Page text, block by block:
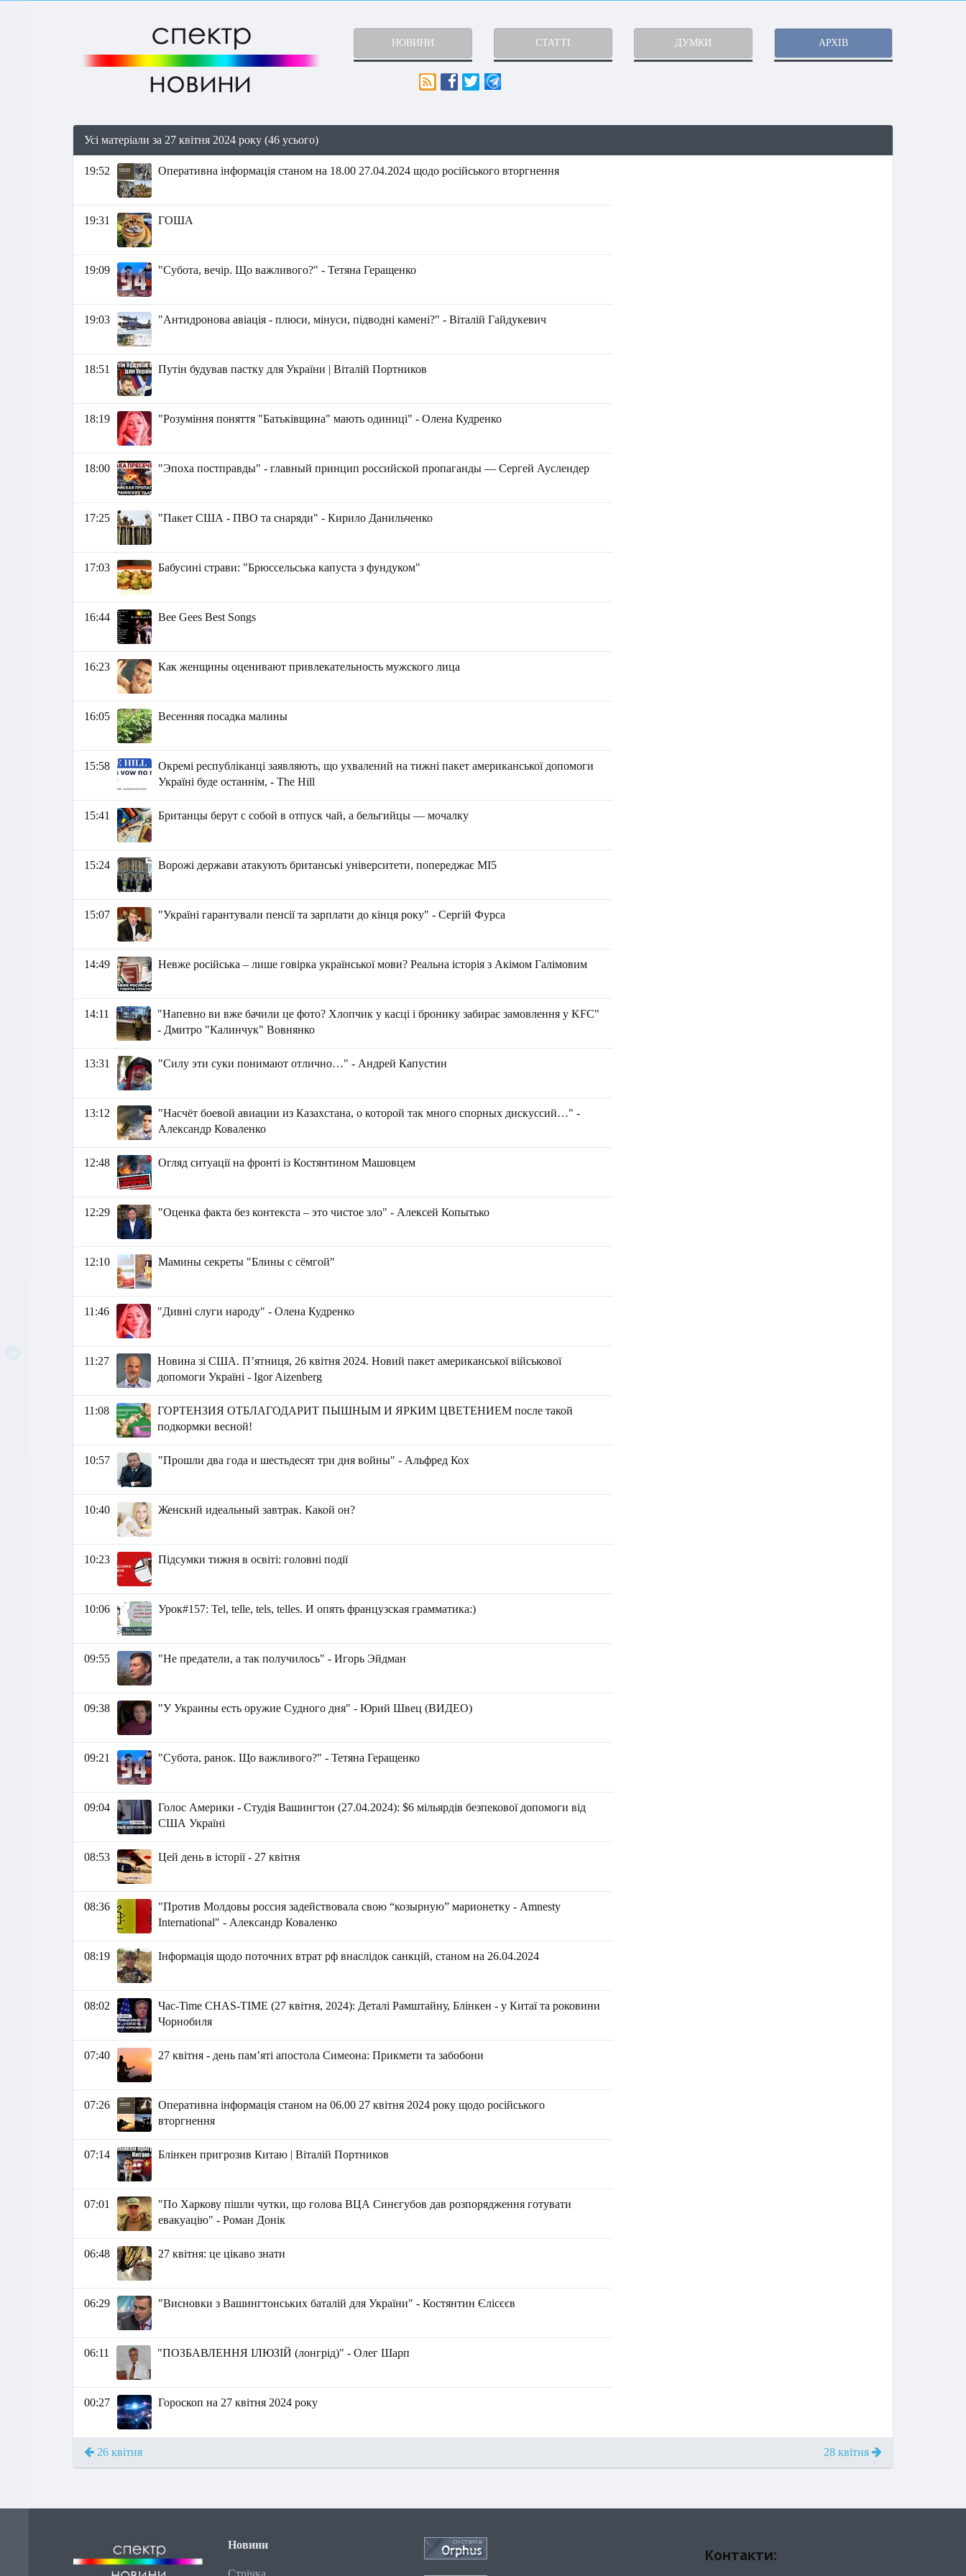
НОВИНИ СТАТТІ ДУМКИ АРХІВ
Усі матеріали за 27 квітня 2024 року (46 усього)
19:52 Оперативна інформація станом на 18.00 27.04.2024 щодо російського вторгнення
19:31 ГОША
19:09 "Субота, вечір. Що важливого?" - Тетяна Геращенко
19:03 "Антидронова авіація - плюси, мінуси, підводні камені?" - Віталій Гайдукевич
18:51 Путін будував пастку для України | Віталій Портников
18:19 "Розуміння поняття "Батьківщина" мають одиниці" - Олена Кудренко
18:00 "Эпоха постправды" - главный принцип российской пропаганды — Сергей Ауслендер
17:25 "Пакет США - ПВО та снаряди" - Кирило Данильченко
17:03 Бабусині страви: "Брюссельська капуста з фундуком"
16:44 Bee Gees Best Songs
16:23 Как женщины оценивают привлекательность мужского лица
16:05 Весенняя посадка малины
15:58
Окремі республіканці заявляють, що ухвалений на тижні пакет американської допомоги
Україні буде останнім, - The Hill
15:41 Британцы берут с собой в отпуск чай, а бельгийцы — мочалку
15:24 Ворожі держави атакують британські університети, попереджає MI5
15:07 "Україні гарантували пенсії та зарплати до кінця року" - Сергій Фурса
14:49 Невже російська – лише говірка української мови? Реальна історія з Акімом Галімовим
14:11
"Напевно ви вже бачили це фото? Хлопчик у касці і бронику забирає замовлення у KFC"
- Дмитро "Калинчук" Вовнянко
13:31 "Силу эти суки понимают отлично…" - Андрей Капустин
13:12
"Насчёт боевой авиации из Казахстана, о которой так много спорных дискуссий…" -
Александр Коваленко
12:48 Огляд ситуації на фронті із Костянтином Машовцем
12:29 "Оценка факта без контекста – это чистое зло" - Алексей Копытько
12:10 Мамины секреты "Блины с сёмгой"
11:46 "Дивні слуги народу" - Олена Кудренко
11:27
Новина зі США. П’ятниця, 26 квітня 2024. Новий пакет американської військової
допомоги Україні - Igor Aizenberg
11:08
ГОРТЕНЗИЯ ОТБЛАГОДАРИТ ПЫШНЫМ И ЯРКИМ ЦВЕТЕНИЕМ после такой
подкормки весной!
10:57 "Прошли два года и шестьдесят три дня войны" - Альфред Кох
10:40 Женский идеальный завтрак. Какой он?
10:23 Підсумки тижня в освіті: головні події
10:06 Урок#157: Tel, telle, tels, telles. И опять французская грамматика:)
09:55 "Не предатели, а так получилось" - Игорь Эйдман
09:38 "У Украины есть оружие Судного дня" - Юрий Швец (ВИДЕО)
09:21 "Субота, ранок. Що важливого?" - Тетяна Геращенко
09:04
Голос Америки - Студія Вашингтон (27.04.2024): $6 мільярдів безпекової допомоги від
США Україні
08:53 Цей день в історії - 27 квітня
08:36
"Против Молдовы россия задействовала свою “козырную” марионетку - Amnesty
International" - Александр Коваленко
08:19 Інформація щодо поточних втрат рф внаслідок санкцій, станом на 26.04.2024
08:02
Час-Time CHAS-TIME (27 квітня, 2024): Деталі Рамштайну, Блінкен - у Китаї та роковини
Чорнобиля
07:40 27 квітня - день пам’яті апостола Симеона: Прикмети та забобони
07:26
Оперативна інформація станом на 06.00 27 квітня 2024 року щодо російського
вторгнення
07:14 Блінкен пригрозив Китаю | Віталій Портников
07:01
"По Харкову пішли чутки, що голова ВЦА Синєгубов дав розпорядження готувати
евакуацію" - Роман Донік
06:48 27 квітня: це цікаво знати
06:29 "Висновки з Вашингтонських баталій для України" - Костянтин Єлісєєв
06:11 "ПОЗБАВЛЕННЯ ІЛЮЗІЙ (лонгрід)" - Олег Шарп
00:27 Гороскоп на 27 квітня 2024 року
26 квітня 28 квітня
Новини
Стрічка
Контакти: